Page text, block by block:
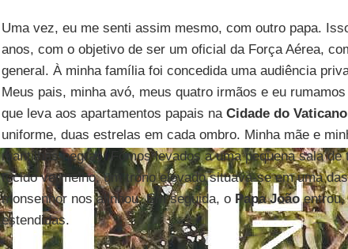
Uma vez, eu me senti assim mesmo, com outro papa.
anos, com o objetivo de ser um oficial da Força Aérea,
general. À minha família foi concedida uma audiência
Meus pais, minha avó, meus quatro irmãos e eu
que leva aos apartamentos papais na Cidade do Vaticano
uniforme, duas estrelas em cada ombro. Minha mãe e
mantilhas negras. Fomos levados a uma pequena sala
tecido vermelho, um trono elevado situava-se em uma
monsenhor nos alinhou. Em seguida, o Papa Joãoentrou,
estendidas.